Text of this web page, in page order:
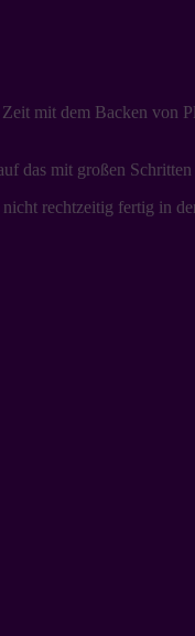
mit dem Backen von
das mit großen Schritten
rechtzeitig fertig in